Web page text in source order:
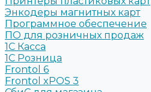
Энкодеры магнитных карт
Программное обеспечение
ПО для розничных продаж
1C Касса
1С Розница
Frontol 6
Frontol xPOS 3